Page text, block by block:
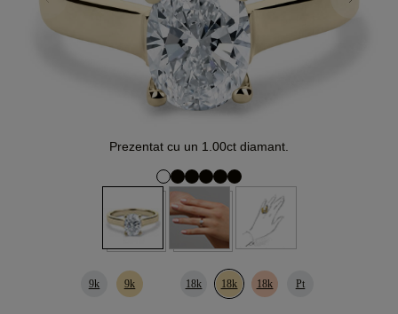
Prezentat cu un 1.00ct diamant.
9k 9k 18k 18k 18k Pt